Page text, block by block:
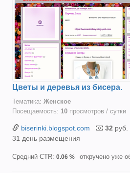
Цветы и деревья из бисера.
Тематика: Женское
Посещаемость: 10 просмотров / сутки
biserinki.blogspot.com 32 руб.
31 день размещения
Средний CTR: 0.06 % откручено уже